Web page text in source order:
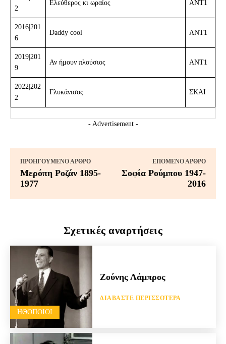
Σχετικές αναρτήσεις
HΘΟΠΟΙΟΊ
Ζούνης Λάμπρος
ΔΙΑΒΆΣΤΕ ΠΕΡΙΣΣΌΤΕΡΑ
2
Ελεύθερος κι ωραίος ΑΝΤ1
2016|201
6
Daddy cool ΑΝΤ1
2019|201
9
Αν ήμουν πλούσιος ΑΝΤ1
2022|202
2
Γλυκάνισος ΣΚΑΙ
- Advertisement -
ΠΡΟΗΓΟΎΜΕΝΟ ΆΡΘΡΟ
Μερόπη Ροζάν 1895-
1977
ΕΠΌΜΕΝΟ ΆΡΘΡΟ
Σοφία Ρούμπου 1947-
2016